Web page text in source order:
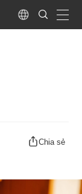
Language
Search
Submit
Chia sẻ